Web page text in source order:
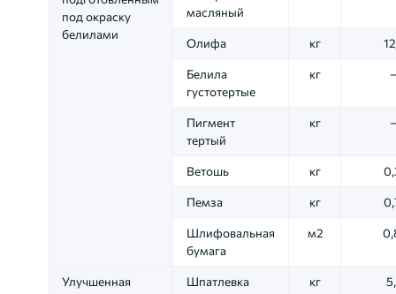
под окраску
белилами
масляный
Олифа кг
Белила
густотертые
кг
Пигмент
тертый
кг
Ветошь кг
Пемза кг
Шлифовальная
бумага
м2
Улучшенная
Шпатлевка
кг